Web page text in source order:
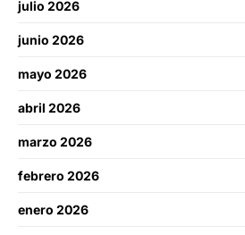
julio 2026
junio 2026
mayo 2026
abril 2026
marzo 2026
febrero 2026
enero 2026